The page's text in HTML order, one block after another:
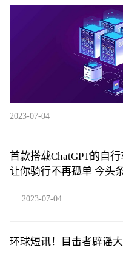
滥，人们光天化日之下
2023-07-04
首款搭载ChatGPT的自行
让你骑行不再孤单 今头
2023-07-04
环球短讯！目击者辟谣